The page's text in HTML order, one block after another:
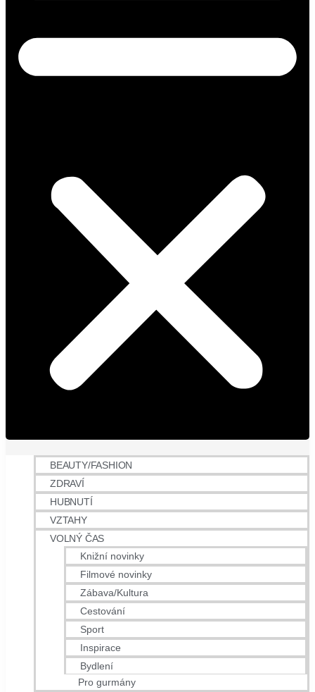
BEAUTY/FASHION
ZDRAVÍ
HUBNUTÍ
VZTAHY
VOLNÝ ČAS
Knižní novinky
Filmové novinky
Zábava/Kultura
Cestování
Sport
Inspirace
Bydlení
Pro gurmány